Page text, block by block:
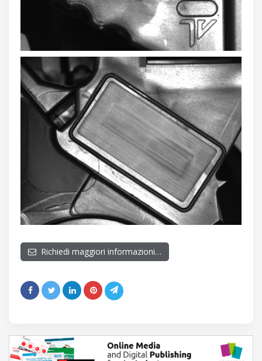
Richiedi maggiori informazioni…